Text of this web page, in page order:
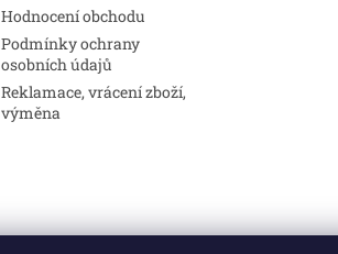
Hodnocení obchodu
Podmínky ochrany
osobních údajů
Reklamace, vrácení zboží,
výměna